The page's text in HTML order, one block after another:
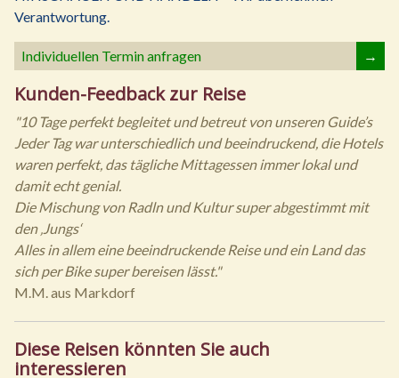
Verantwortung.
Individuellen Termin anfragen →
Kunden-Feedback zur Reise
"10 Tage perfekt begleitet und betreut von unseren Guide’s
Jeder Tag war unterschiedlich und beeindruckend, die Hotels
waren perfekt, das tägliche Mittagessen immer lokal und
damit echt genial.
Die Mischung von Radln und Kultur super abgestimmt mit
den ‚Jungs‘
Alles in allem eine beeindruckende Reise und ein Land das
sich per Bike super bereisen lässt."
M.M. aus Markdorf
Diese Reisen könnten Sie auch
interessieren